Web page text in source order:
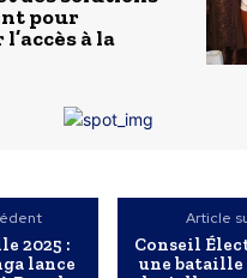
pour
à la
2025 :
lance
Article
Conseil
une